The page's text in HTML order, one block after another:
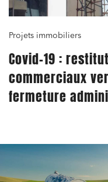
Projets immobiliers
Covid-19 :
commerciaux
fermeture